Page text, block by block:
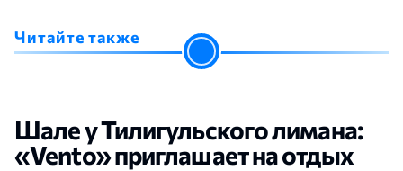
Читайте также
Шале у Тилигульского лимана:
«Vento» приглашает на отдых